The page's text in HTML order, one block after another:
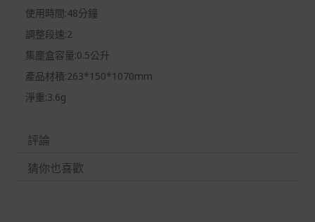
使用時間:48分鐘
調整段速:2
集塵盒容量:0.5公升
產品材積:263*150*1070mm
淨重:3.6g
評論
猜你也喜歡